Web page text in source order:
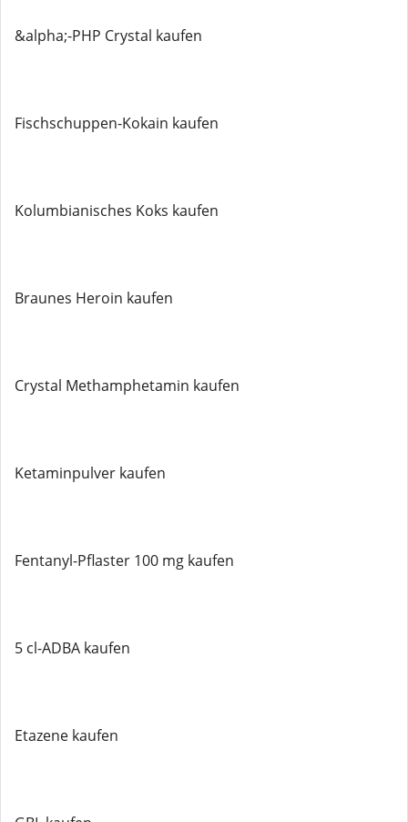
&alpha;-PHP Crystal kaufen
Fischschuppen-Kokain kaufen
Kolumbianisches Koks kaufen
Braunes Heroin kaufen
Crystal Methamphetamin kaufen
Ketaminpulver kaufen
Fentanyl-Pflaster 100 mg kaufen
5 cl-ADBA kaufen
Etazene kaufen